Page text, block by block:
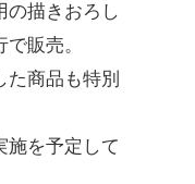
の描きおろし
販売。
た商品も特別
を予定して